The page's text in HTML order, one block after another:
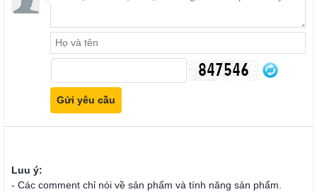
Luu ý:
- Các comment chỉ nói về sản phẩm và tính năng sản phẩm.